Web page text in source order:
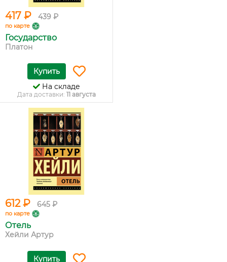
417 ₽ 439 ₽
по карте
Государство
Платон
Купить
На складе
Дата доставки: 11 августа
612 ₽ 645 ₽
по карте
Отель
Хейли Артур
Купить